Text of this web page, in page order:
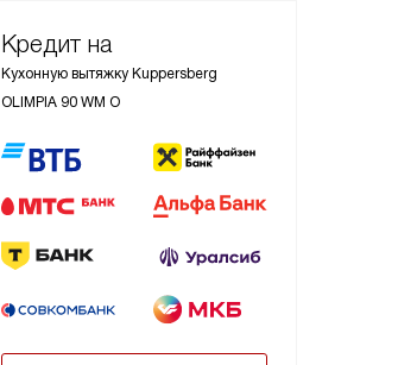
Кредит на
Кухонную вытяжку Kuppersberg
OLIMPIA 90 WM O